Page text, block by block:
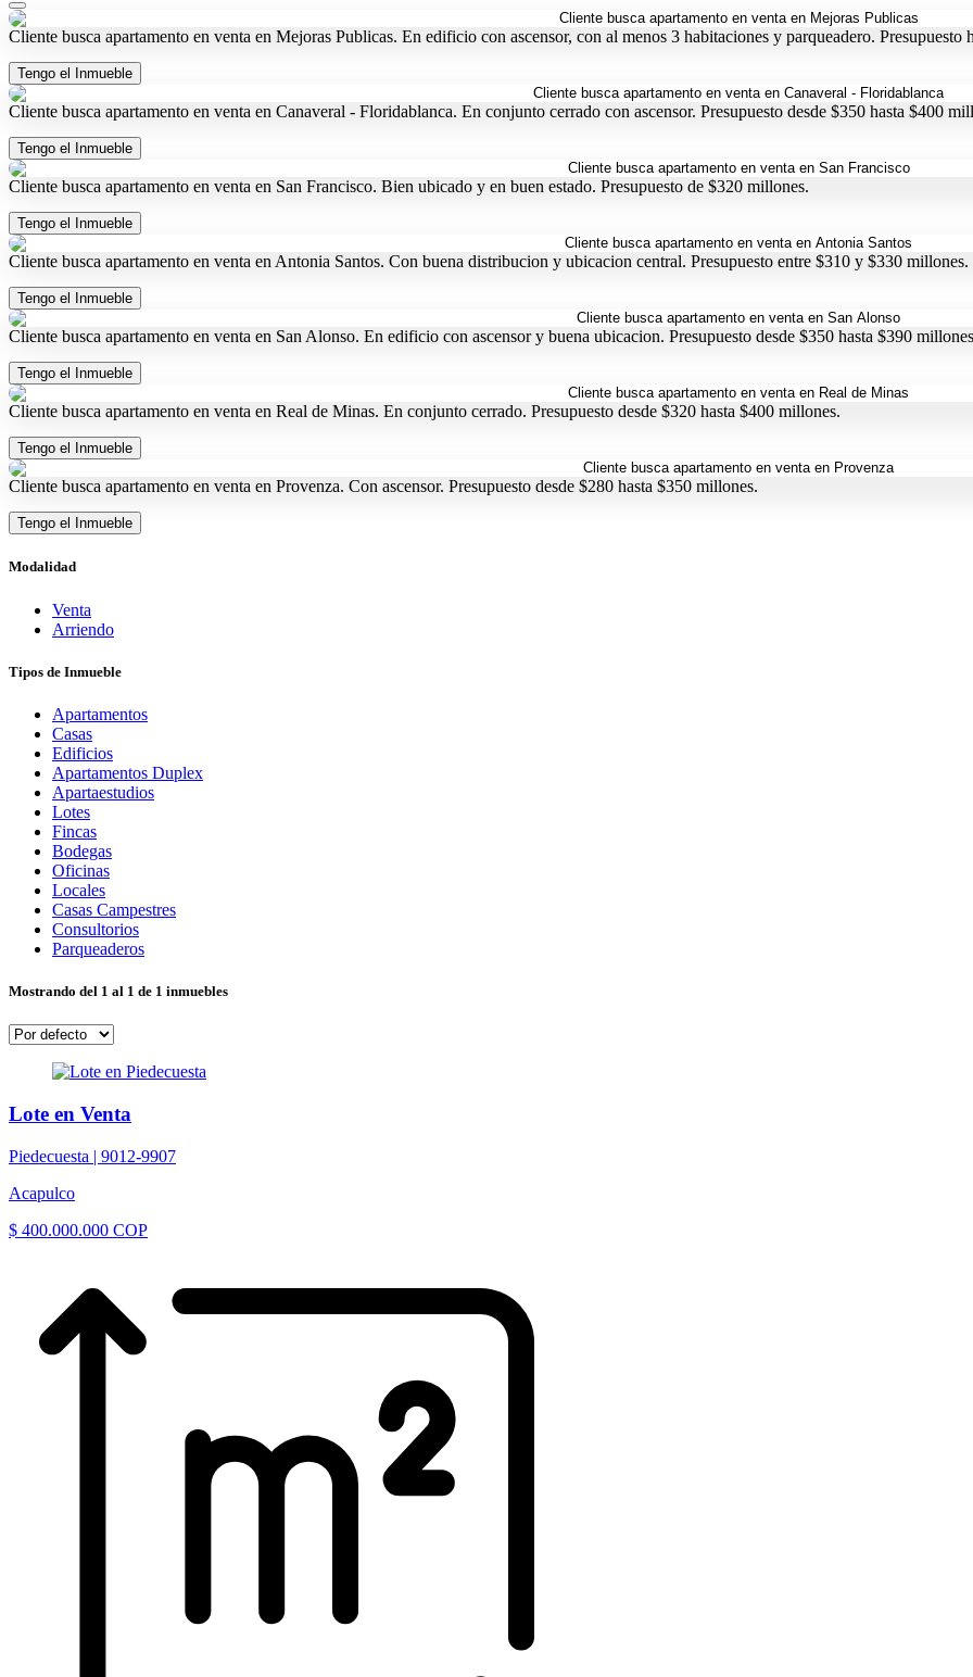
Cliente busca apartamento en venta en Mejoras Publicas. En edificio con ascensor, con al menos 3 habitaciones y parqueadero. Presupuesto
Tengo el Inmueble
Cliente busca apartamento en venta en Canaveral - Floridablanca. En conjunto cerrado con ascensor. Presupuesto desde $350 hasta $400
Tengo el Inmueble
Cliente busca apartamento en venta en San Francisco. Bien ubicado y en buen estado. Presupuesto de $320 millones.
Tengo el Inmueble
Cliente busca apartamento en venta en Antonia Santos. Con buena distribucion y ubicacion central. Presupuesto entre $310 y $330 millones.
Tengo el Inmueble
Cliente busca apartamento en venta en San Alonso. En edificio con ascensor y buena ubicacion. Presupuesto desde $350 hasta $390
Tengo el Inmueble
Cliente busca apartamento en venta en Real de Minas. En conjunto cerrado. Presupuesto desde $320 hasta $400 millones.
Tengo el Inmueble
Cliente busca apartamento en venta en Provenza. Con ascensor. Presupuesto desde $280 hasta $350 millones.
Tengo el Inmueble
Modalidad
Venta
Arriendo
Tipos de Inmueble
Apartamentos
Casas
Edificios
Apartamentos Duplex
Apartaestudios
Lotes
Fincas
Bodegas
Oficinas
Locales
Casas Campestres
Consultorios
Parqueaderos
Mostrando del 1 al 1 de 1 inmuebles
Lote en Venta
Piedecuesta | 9012-9907
Acapulco
$ 400.000.000 COP